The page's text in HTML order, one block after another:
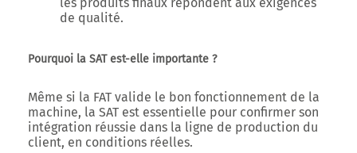
de qualité.
Pourquoi la SAT est-elle importante ?
Même si la FAT valide le bon fonctionnement de la
machine, la SAT est essentielle pour confirmer son
intégration réussie dans la ligne de production du
client, en conditions réelles.